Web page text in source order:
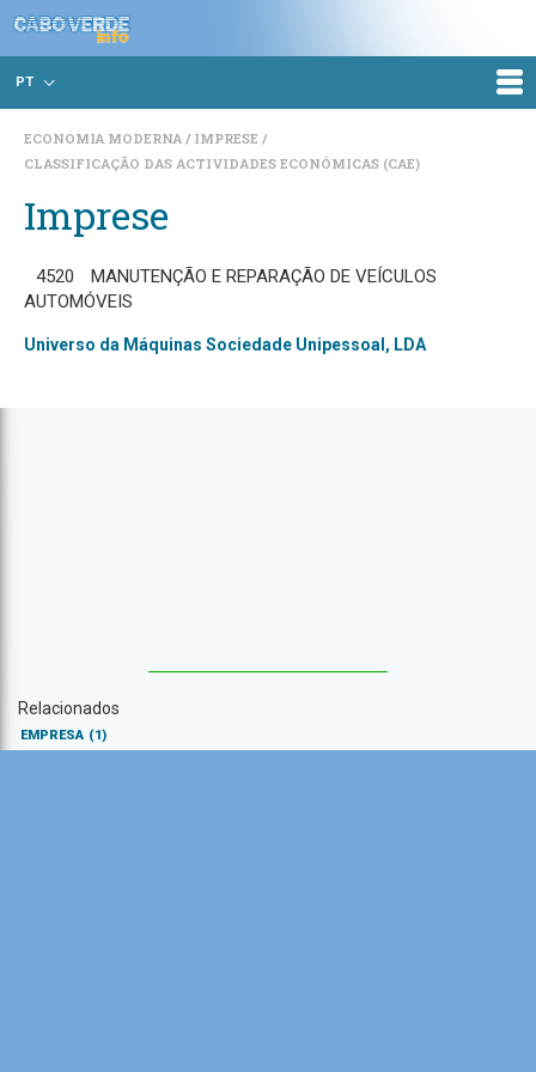
PT
ECONOMIA MODERNA
IMPRESE
CLASSIFICAÇÃO DAS ACTIVIDADES ECONÓMICAS (CAE)
Imprese
4520
MANUTENÇÃO E REPARAÇÃO DE VEÍCULOS
AUTOMÓVEIS
Universo da Máquinas Sociedade Unipessoal, LDA
Relacionados
EMPRESA (1)